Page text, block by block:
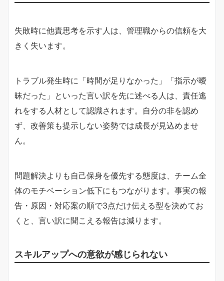
失敗時に他責思考を示す人は、管理職からの信頼を大
きく失います。
トラブル発生時に「時間が足りなかった」「指示が曖
昧だった」といった言い訳を先に述べる人は、責任逃
れをする人材として認識されます。自分の非を認め
ず、改善策も提示しない姿勢では成長が見込めませ
ん。
問題解決よりも自己保身を優先する態度は、チーム全
体のモチベーション低下にもつながります。事実の報
告・原因・対応案の順で3点だけ伝える型を決めてお
くと、言い訳に聞こえる報告は減ります。
スキルアップへの意欲が感じられない